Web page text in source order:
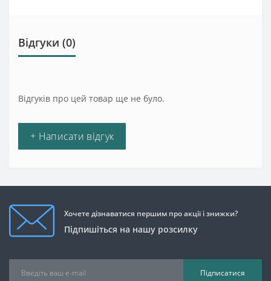
Відгуки (0)
Відгуків про цей товар ще не було.
+ Написати відгук
Хочете дізнаватися першим про акції і знижки?
Підпишіться на нашу розсилку
Підписатися